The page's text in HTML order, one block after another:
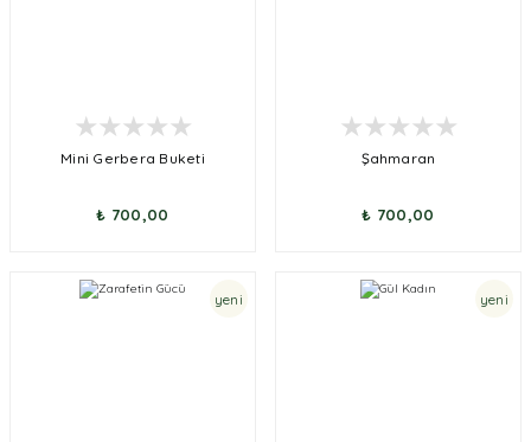
Mini Gerbera Buketi
₺ 700,00
Şahmaran
₺ 700,00
yeni yeni